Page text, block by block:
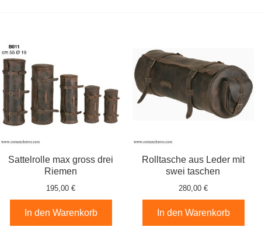
Sattelrolle max gross drei
Riemen
195,00 €
In den Warenkorb
Rolltasche aus Leder mit
swei taschen
280,00 €
In den Warenkorb